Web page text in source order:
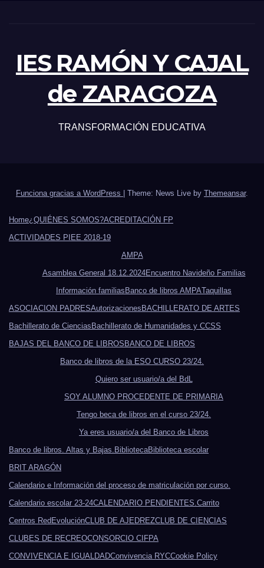
IES RAMÓN Y CAJAL
de ZARAGOZA
TRANSFORMACIÓN EDUCATIVA
Funciona gracias a WordPress Theme: News Live by Themeansar.
Home¿QUIÉNES SOMOS?ACREDITACIÓN FP
ACTIVIDADES PIEE 2018-19
AMPA
Asamblea General 18.12.2024Encuentro Navideño Familias
Información familias Banco de libros AMPATaquillas
ASOCIACION PADRESAutorizaciones BACHILLERATO DE ARTES
Bachillerato de Ciencias Bachillerato de Humanidades y CCSS
BAJAS DEL BANCO DE LIBROS BANCO DE LIBROS
Banco de libros de la ESO CURSO 23/24.
Quiero ser usuario/a del BdL
SOY ALUMNO PROCEDENTE DE PRIMARIA
Tengo beca de libros en el curso 23/24.
Ya eres usuario/a del Banco de Libros
Banco de libros. Altas y Bajas. BibliotecaBiblioteca escolar
BRIT ARAGÓN
Calendario e Información del proceso de matriculación por curso.
Calendario escolar 23-24CALENDARIO PENDIENTES. Carrito
Centros RedEvoluciónCLUB DE AJEDREZCLUB DE CIENCIAS
CLUBES DE RECREOCONSORCIO CIFPA
CONVIVENCIA E IGUALDADConvivencia RYCCookie Policy